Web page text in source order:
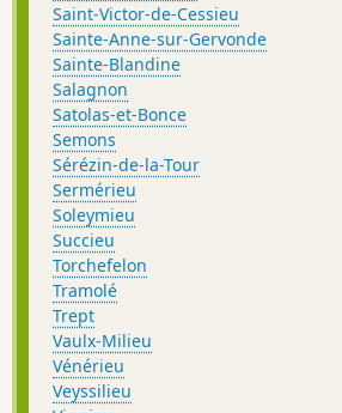
Saint-Victor-de-Cessieu
Sainte-Anne-sur-Gervonde
Sainte-Blandine
Salagnon
Satolas-et-Bonce
Semons
Sérézin-de-la-Tour
Sermérieu
Soleymieu
Succieu
Torchefelon
Tramolé
Trept
Vaulx-Milieu
Vénérieu
Veyssilieu